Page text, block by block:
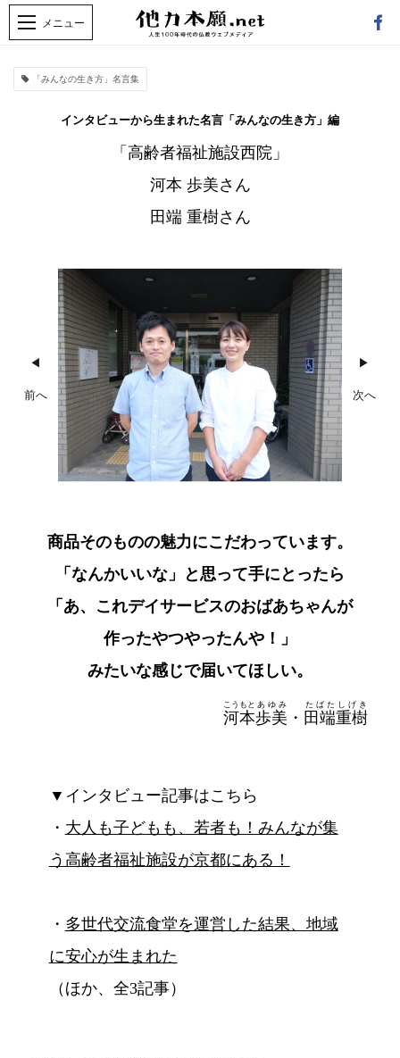
「みんなの生き方」名言集
インタビューから生まれた名言「みんなの生き方」編
「高齢者福祉施設西院」
河本 歩美さん
田端 重樹さん
◀
前へ
▶
次へ
商品そのものの魅力にこだわっています。
「なんかいいな」と思って手にとったら
「あ、これデイサービスのおばあちゃんが
作ったやつやったんや！」
みたいな感じで届いてほしい。
河本
こうもと
歩美
あゆみ
・ 田端
たばた
重樹
しげき
▼インタビュー記事はこちら
・ 大人も子どもも、若者も！みんなが集
う高齢者福祉施設が京都にある！
・ 多世代交流食堂を運営した結果、地域
に安心が生まれた
（ほか、全3記事）